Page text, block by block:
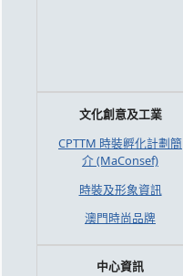
文化創意及工業
CPTTM 時裝孵化計劃簡
介 (MaConsef)
時裝及形象資訊
澳門時尚品牌
中心資訊